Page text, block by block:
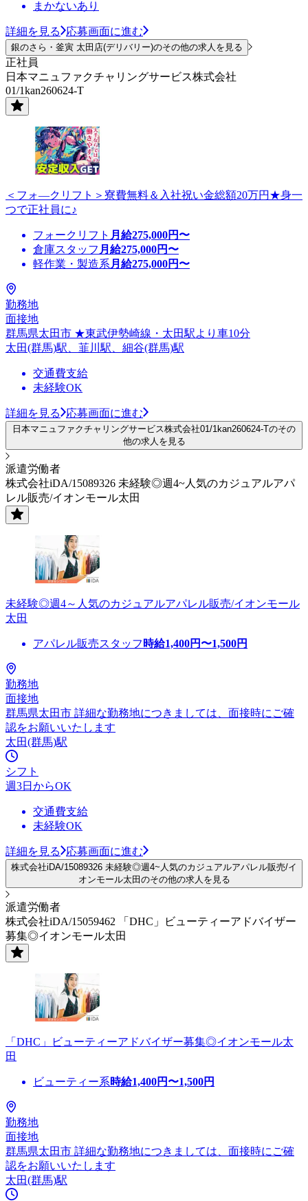
まかないあり
詳細を見る 応募画面に進む
銀のさら・釜寅 太田店(デリバリー)のその他の求人を見る
正社員
日本マニュファクチャリングサービス株式会社
01/1kan260624-T
＜フォ―クリフト＞寮費無料＆入社祝い金総額20万円★身一
つで正社員に♪
フォークリフト 月給275,000円〜
倉庫スタッフ 月給275,000円〜
軽作業・製造系 月給275,000円〜
勤務地
面接地
群馬県太田市 ★東武伊勢崎線・太田駅より車10分
太田(群馬)駅、韮川駅、細谷(群馬)駅
交通費支給
未経験OK
詳細を見る 応募画面に進む
日本マニュファクチャリングサービス株式会社01/1kan260624-Tのその
他の求人を見る
派遣労働者
株式会社iDA/15089326 未経験◎週4~人気のカジュアルアパ
レル販売/イオンモール太田
未経験◎週4～人気のカジュアルアパレル販売/イオンモール
太田
アパレル販売スタッフ 時給1,400円〜1,500円
勤務地
面接地
群馬県太田市 詳細な勤務地につきましては、面接時にご確
認をお願いいたします
太田(群馬)駅
シフト
週3日からOK
交通費支給
未経験OK
詳細を見る 応募画面に進む
株式会社iDA/15089326 未経験◎週4~人気のカジュアルアパレル販売/イ
オンモール太田のその他の求人を見る
派遣労働者
株式会社iDA/15059462 「DHC」ビューティーアドバイザー
募集◎イオンモール太田
「DHC」ビューティーアドバイザー募集◎イオンモール太
田
ビューティー系時給1,400円〜1,500円
勤務地
面接地
群馬県太田市 詳細な勤務地につきましては、面接時にご確
認をお願いいたします
太田(群馬)駅